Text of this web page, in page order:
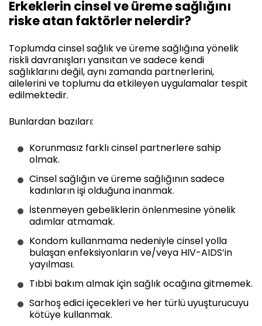
Erkeklerin cinsel ve üreme sağlığını
riske atan faktörler nelerdir?
Toplumda cinsel sağlık ve üreme sağlığına yönelik
riskli davranışları yansıtan ve sadece kendi
sağlıklarını değil, aynı zamanda partnerlerini,
ailelerini ve toplumu da etkileyen uygulamalar tespit
edilmektedir.
Bunlardan bazıları:
Korunmasız farklı cinsel partnerlere sahip
olmak.
Cinsel sağlığın ve üreme sağlığının sadece
kadınların işi olduğuna inanmak.
İstenmeyen gebeliklerin önlenmesine yönelik
adımlar atmamak.
Kondom kullanmama nedeniyle cinsel yolla
bulaşan enfeksiyonların ve/veya HIV-AIDS’in
yayılması.
Tıbbi bakım almak için sağlık ocağına gitmemek.
Sarhoş edici içecekleri ve her türlü uyuşturucuyu
kötüye kullanmak.